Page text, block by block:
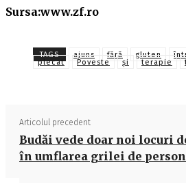
Sursa:www.zf.ro
TAGS ajuns fără gluten
plecat
Poveste și terapie
Articolul precedent
Budăi vede doar noi locuri
în umflarea grilei de